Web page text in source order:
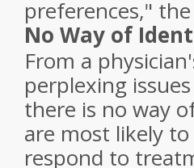
preferences,"
No Way of
From a
perplexing
there is no way
are most likely
respond to